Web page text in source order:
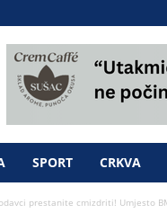
SPORT CRKVA
prestanite cmizdriti! Umjesto